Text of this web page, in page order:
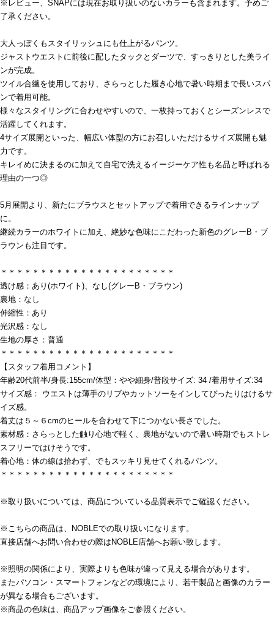
※レビュー、SNAPには現在お取り扱いのないカラーも含まれます。予めご
了承ください。
大人っぽくもスタイリッシュにも仕上がるパンツ。
ジャストウエストに前後に配したタックとダーツで、すっきりとした美ライ
ンが完成。
ツイル合繊を使用しており、さらっとした履き心地で暑い時期まで長いスパ
ンで着用可能。
様々なスタイリングに合わせやすいので、一枚持っておくとシーズンレスで
活躍してくれます。
4サイズ展開といった、幅広い体型の方にお召しいただけるサイズ展開も魅
力です。
キレイめに決まるのに加えて自宅で洗えるイージーケア性も名品と呼ばれる
理由の一つ◎
5月展開より、新たにブラウスとセットアップで着用できるラインナップ
に。
継続カラーのホワイトに加え、絶妙な色味にこだわった新色のグレーB・ブ
ラウンも注目です。
＊＊＊＊＊＊＊＊＊＊＊＊＊＊＊＊＊＊＊＊＊＊
透け感：あり(ホワイト)、なし(グレーB・ブラウン)
裏地：なし
伸縮性：あり
光沢感：なし
生地の厚さ：普通
＊＊＊＊＊＊＊＊＊＊＊＊＊＊＊＊＊＊＊＊＊＊
【スタッフ着用コメント】
年齢20代前半/身長:155cm/体型：やや細身/普段サイズ: 34 /着用サイズ:34
サイズ感： ウエストは薄手のリブやカットソーをインしてぴったりはけるサ
イズ感。
着丈は５～６cmのヒールを合わせて下につかない長さでした。
素材感：さらっとした触り心地で軽く、裏地がないので暑い時期でもストレ
スフリーではけそうです。
着心地：体の線は拾わず、でもスッキリ見せてくれるパンツ。
＊＊＊＊＊＊＊＊＊＊＊＊＊＊＊＊＊＊＊＊＊＊
※取り扱いについては、商品についている品質表示でご確認ください。
※こちらの商品は、NOBLEでの取り扱いになります。
直接店舗へお問い合わせの際はNOBLE店舗へお願い致します。
※照明の関係により、実際よりも色味が違って見える場合があります。
またパソコン・スマートフォンなどの環境により、若干製品と画像のカラー
が異なる場合もございます。
※商品の色味は、商品アップ画像をご参照ください。